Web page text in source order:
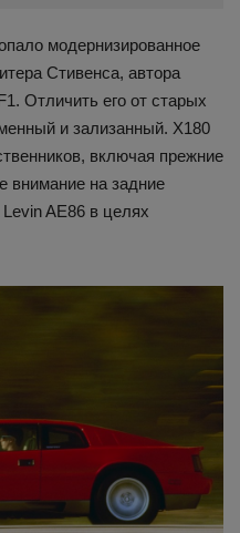
модернизированное
Стивенса, автора
Отличить его от старых
и зализанный. X180
включая прежние
внимание на задние
AE86 в целях